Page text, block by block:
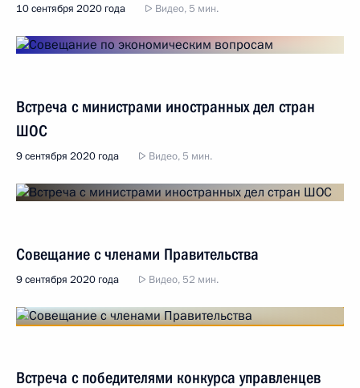
10 сентября 2020 года Видео, 5 мин.
Встреча с министрами иностранных дел стран
ШОС
9 сентября 2020 года Видео, 5 мин.
Совещание с членами Правительства
9 сентября 2020 года Видео, 52 мин.
Встреча с победителями конкурса управленцев